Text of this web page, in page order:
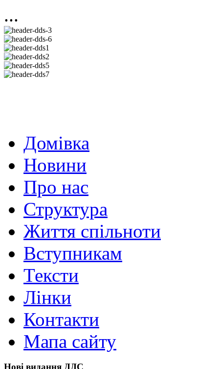
...
Домівка
Новини
Про нас
Структура
Життя спільноти
Вступникам
Тексти
Лінки
Контакти
Мапа сайту
Нові видання ДДС